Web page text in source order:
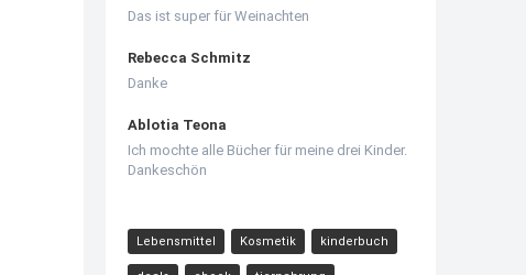
Das ist super für Weinachten
Rebecca Schmitz
Danke
Ablotia Teona
Ich mochte alle Bücher für meine drei Kinder.
Dankeschön
Lebensmittel Kosmetik kinderbuch